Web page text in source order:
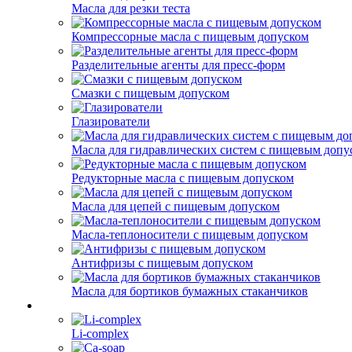
Масла для резки теста
Компрессорные масла с пищевым допуском
Разделительные агенты для пресс-форм
Смазки с пищевым допуском
Глазирователи
Масла для гидравлических систем с пищевым
Редукторные масла с пищевым допуском
Масла для цепей с пищевым допуском
Масла-теплоносители с пищевым допуском
Антифризы с пищевым допуском
Масла для бортиков бумажных стаканчиков
Li-complex